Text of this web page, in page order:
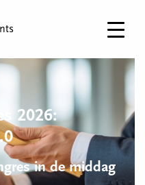
2026:
in de middag